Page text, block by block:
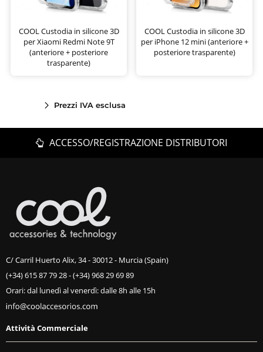
COOL Custodia in silicone 3D
per Xiaomi Redmi Note 9T
(anteriore + posteriore
trasparente)
COOL Custodia in silicone 3D
per iPhone 12 mini (anteriore +
posteriore trasparente)
Prezzi IVA esclusa
ACCESSO/REGISTRAZIONE DISTRIBUTORI
C/ Carril Huerto Alix, 34 - 30012 - Murcia (Spain)
(+34) 615 87 79 28-(+34) 968 29 69 89
Orari: dal lunedì al venerdì: dalle 8h alle 15h
Attività Commerciale